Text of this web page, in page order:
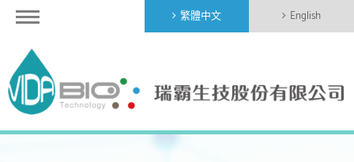
繁體中文 English